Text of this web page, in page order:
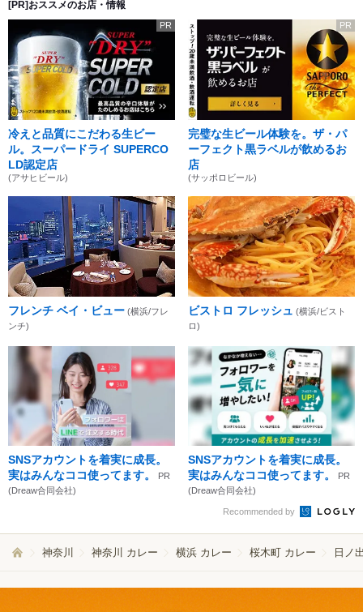
[PR]おススメのお店・情報
PR
冷えと品質にこだわる生ビー
ル。スーパードライ SUPERCO
LD認定店
(アサヒビール)
PR
完璧な生ビール体験を。ザ・パ
ーフェクト黒ラベルが飲めるお
店
(サッポロビール)
フレンチ ベイ・ビュー (横浜/フレ
ンチ)
ビストロ フレッシュ (横浜/ビスト
ロ)
SNSアカウントを着実に成長。
実はみんなココ使ってます。
PR
(Dreaw合同会社)
SNSアカウントを着実に成長。
実はみんなココ使ってます。
PR
(Dreaw合同会社)
Recommended by
神奈川 神奈川 カレー 横浜 カレー 桜木町 カレー 日ノ